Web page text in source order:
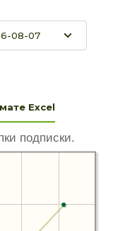
Excel
подписки.